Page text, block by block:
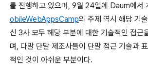
를 진행하고 있으며, 9월 24일에 Daum에서
obileWebAppsCamp의 주제 역시 해당 기
신 3사 모두 해당 부분에 대한 기술적인 접근
며, 다말 단말 제조사들이 단말 접근 기술과
적인 것이 아쉬운 부분이다.